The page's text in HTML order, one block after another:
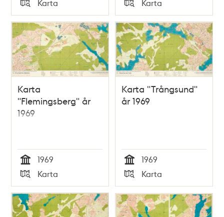
Typ
Karta
Typ
Karta
Karta
"Flemingsberg" år
1969
Tid
1969
Typ
Karta
Karta "Trångsund"
år 1969
Tid
1969
Typ
Karta